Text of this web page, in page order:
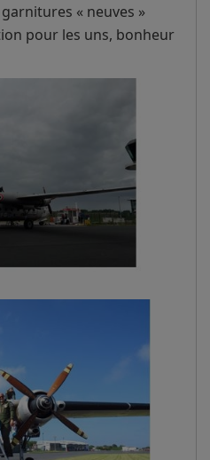
« neuves »
pour les uns, bonheur